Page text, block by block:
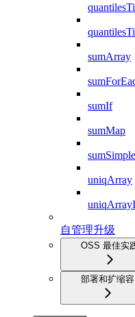
sumArray
sumIf
sumMap
uniqArray
自管理升级
OSS 最佳实
部署和扩缩容